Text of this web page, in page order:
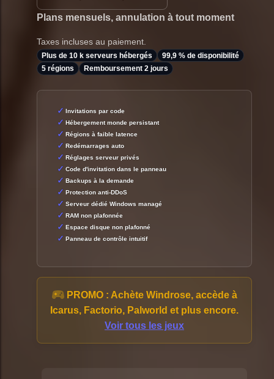
Plans mensuels, annulation à tout moment
Taxes incluses au paiement.
Plus de 10 k serveurs hébergés
99,9 % de disponibilité
5 régions
Remboursement 2 jours
Invitations par code
Hébergement monde persistant
Régions à faible latence
Redémarrages auto
Réglages serveur privés
Code d'invitation dans le panneau
Backups à la demande
Protection anti-DDoS
Serveur dédié Windows managé
RAM non plafonnée
Espace disque non plafonné
Panneau de contrôle intuitif
PROMO : Achète Windrose, accède à
Icarus, Factorio, Palworld et plus encore.
Voir tous les jeux